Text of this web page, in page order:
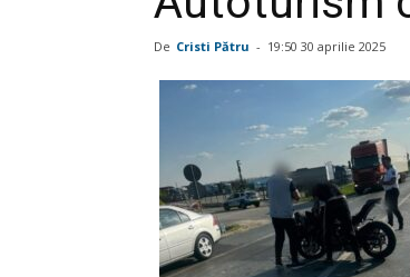
De Cristi Pătru - 19:50 30 aprilie 2025